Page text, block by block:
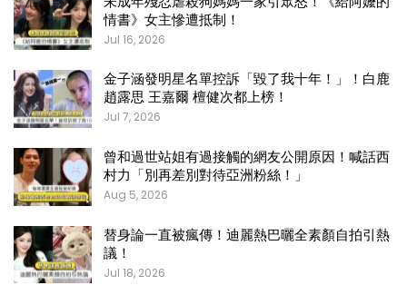
情書》女主慘遭抵制！
Jul 16, 2026
金子涵發明星名單控訴「毀了我十年！」！白鹿
趙露思 王嘉爾 檀健次都上榜！
Jul 7, 2026
曾和過世站姐有過接觸的網友公開原因！喊話西
村力「別再差別對待亞洲粉絲！」
Aug 5, 2026
替身論一直被瘋傳！迪麗熱巴曬全素顏自拍引熱
議！
Jul 18, 2026